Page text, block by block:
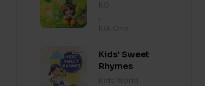
KG
,
KG-One
Kids' Sweet
Rhymes
Kids World